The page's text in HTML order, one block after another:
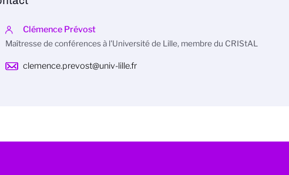
Clémence Prévost
Maîtresse de conférences à l'Université de Lille, membre du CRIStAL
clemence.prevost@univ-lille.fr